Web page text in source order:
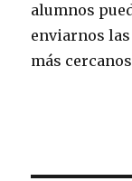
alumnos
enviarnos
más